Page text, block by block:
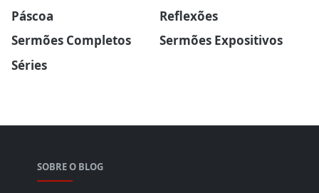
Páscoa
Reflexões
Sermões Completos
Sermões Expositivos
Séries
SOBRE O BLOG